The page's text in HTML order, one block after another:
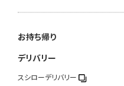
お持ち帰り
デリバリー
スシローデリバリー